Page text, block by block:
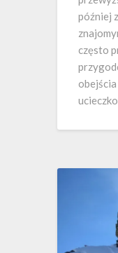
później
często